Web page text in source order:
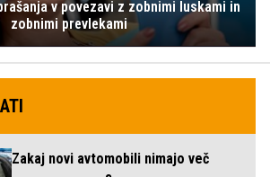
v povezavi z zobnimi luskami in
zobnimi prevlekami
Zakaj novi avtomobili nimajo več